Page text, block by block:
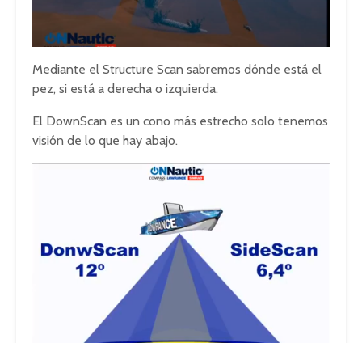
Mediante el Structure Scan sabremos dónde está el
pez, si está a derecha o izquierda.
El DownScan es un cono más estrecho solo tenemos
visión de lo que hay abajo.